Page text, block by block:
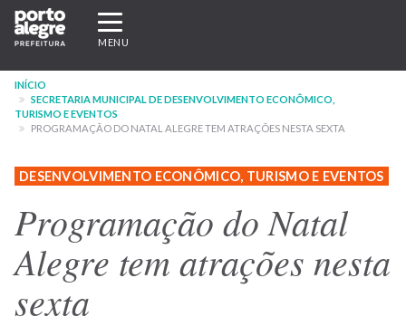
Pular
para
conteúdo
principal
Expandir/recolher
navegação
MENU
INÍCIO
SECRETARIA MUNICIPAL DE DESENVOLVIMENTO ECONÔMICO,
TURISMO E EVENTOS
PROGRAMAÇÃO DO NATAL ALEGRE TEM ATRAÇÕES NESTA SEXTA
DESENVOLVIMENTO ECONÔMICO, TURISMO E EVENTOS
Programação do Natal
Alegre tem atrações nesta
sexta